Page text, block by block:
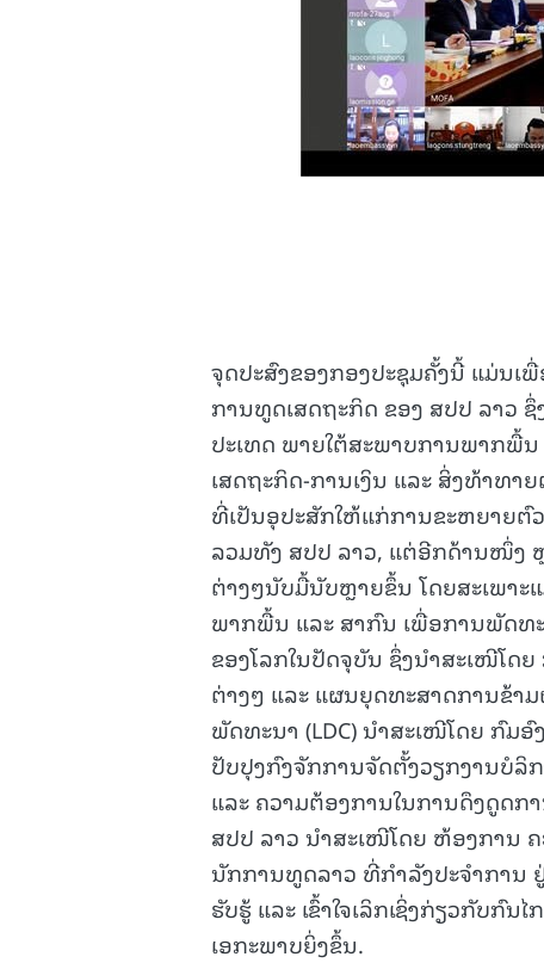
ຈຸດປະສົງຂອງກອງປະຊຸມຄັ້ງນີ້ ແມ່ນເ
ການທູດເສດຖະກິດ ຂອງ ສປປ ລາວ
ປະເທດ ພາຍໃຕ້ສະພາບການພາກພື້
ເສດຖະກິດ-ການເງິນ ແລະ ສິ່ງທ້າທ
ທີ່ເປັນອຸປະສັກໃຫ້ແກ່ການຂະຫຍາຍຕົ
ລວມທັງ ສປປ ລາວ, ແຕ່ອີກດ້ານໜຶ່ງ
ຕ່າງໆນັບມື້ນັບຫຼາຍຂຶ້ນ ໂດຍສະເພາ
ພາກພື້ນ ແລະ ສາກົນ ເພື່ອການພັດທ
ຂອງໂລກໃນປັດຈຸບັນ ຊຶ່ງນໍາສະເໜີໂດ
ຕ່າງໆ ແລະ ແຜນຍຸດທະສາດການຂ້າ
ພັດທະນາ (LDC) ນໍາສະເໜີໂດຍ ກົມ
ປັບປຸງກົງຈັກການຈັດຕັ້ງວຽກງານບໍລິ
ແລະ ຄວາມຕ້ອງການໃນການດຶງດູດ
ສປປ ລາວ ນໍາສະເໜີໂດຍ ຫ້ອງການ
ນັກການທູດລາວ ທີ່ກໍາລັງປະຈໍາການ
ຮັບຮູ້ ແລະ ເຂົ້າໃຈເລິກເຊິ່ງກ່ຽວກັບກົ
ເອກະພາບຍິ່ງຂຶ້ນ.